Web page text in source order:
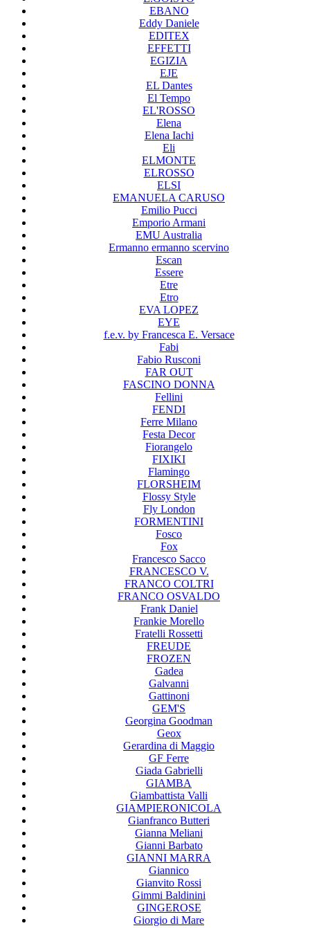
EBANO
Eddy Daniele
EDITEX
EFFETTI
EGIZIA
EJE
EL Dantes
El Tempo
EL'ROSSO
Elena
Elena Iachi
Eli
ELMONTE
ELROSSO
ELSI
EMANUELA CARUSO
Emilio Pucci
Emporio Armani
EMU Australia
Ermanno ermanno scervino
Escan
Essere
Etre
Etro
EVA LOPEZ
EYE
f.e.v. by Francesca E. Versace
Fabi
Fabio Rusconi
FAR OUT
FASCINO DONNA
Fellini
FENDI
Ferre Milano
Festa Decor
Fiorangelo
FIXIKI
Flamingo
FLORSHEIM
Flossy Style
Fly London
FORMENTINI
Fosco
Fox
Francesco Sacco
FRANCESCO V.
FRANCO COLTRI
FRANCO OSVALDO
Frank Daniel
Frankie Morello
Fratelli Rossetti
FREUDE
FROZEN
Gadea
Galvanni
Gattinoni
GEM'S
Georgina Goodman
Geox
Gerardina di Maggio
GF Ferre
Giada Gabrielli
GIAMBA
Giambattista Valli
GIAMPIERONICOLA
Gianfranco Butteri
Gianna Meliani
Gianni Barbato
GIANNI MARRA
Giannico
Gianvito Rossi
Gimmi Baldinini
GINGEROSE
Giorgio di Mare